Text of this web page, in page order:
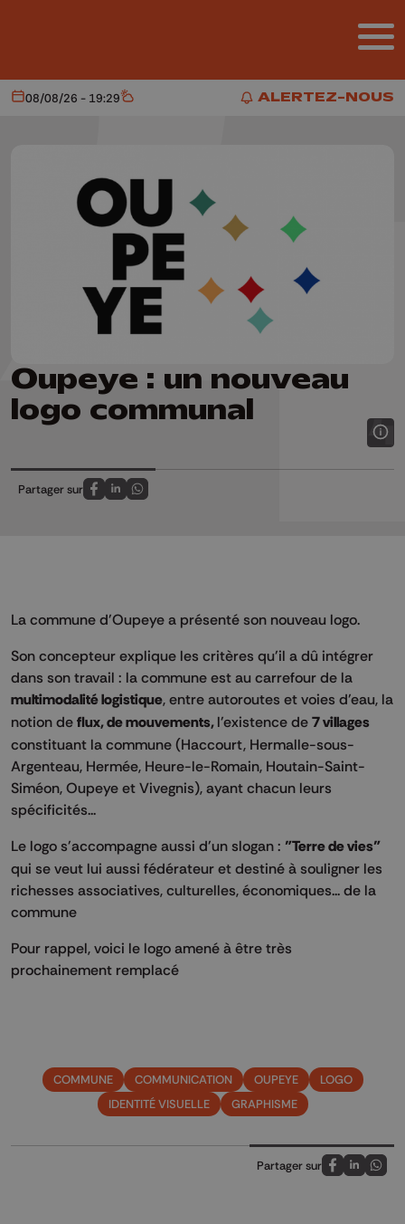
ALERTEZ-NOUS
ALERTEZ-NOUS
Aujourd'hui
08/08/26 - 19:29 Météo
Oupeye : un nouveau
logo communal
Partager sur
Partagez sur FaceBook
Partagez sur LinkedIn
Partagez sur Whatsapp
La commune d'Oupeye a présenté son nouveau logo.
Son concepteur explique les critères qu'il a dû intégrer
dans son travail : la commune est au carrefour de la
multimodalité logistique, entre autoroutes et voies d'eau, la
notion de flux, de mouvements, l'existence de 7 villages
constituant la commune (Haccourt, Hermalle-sous-
Argenteau, Hermée, Heure-le-Romain, Houtain-Saint-
Siméon, Oupeye et Vivegnis), ayant chacun leurs
spécificités...
Le logo s'accompagne aussi d'un slogan : "Terre de vies"
qui se veut lui aussi fédérateur et destiné à souligner les
richesses associatives, culturelles, économiques... de la
commune
Pour rappel, voici le logo amené à être très
prochainement remplacé
COMMUNE COMMUNICATION OUPEYE
LOGO
IDENTITÉ VISUELLE
GRAPHISME
Partager sur
Partagez sur
Partagez